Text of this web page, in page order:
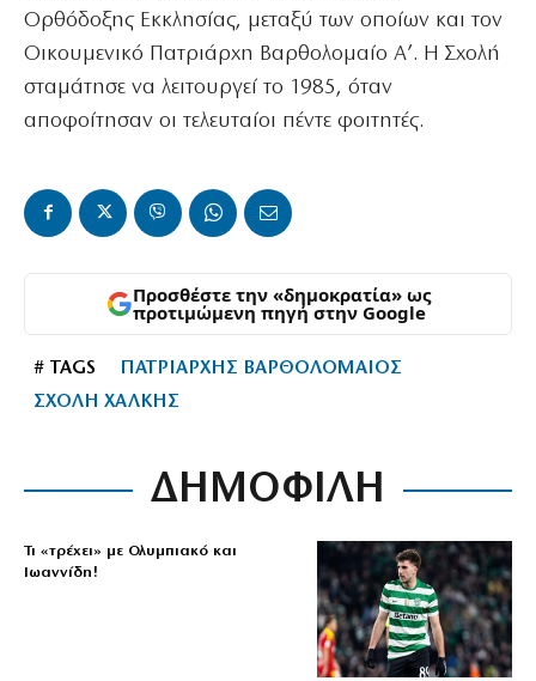
Ορθόδοξης Εκκλησίας, μεταξύ των οποίων και τον
Οικουμενικό Πατριάρχη Βαρθολομαίο Α’. Η Σχολή
σταμάτησε να λειτουργεί το 1985, όταν
αποφοίτησαν οι τελευταίοι πέντε φοιτητές.
Προσθέστε την «δημοκρατία» ως
προτιμώμενη πηγή στην Google
# TAGS
ΠΑΤΡΙΑΡΧΗΣ ΒΑΡΘΟΛΟΜΑΙΟΣ
ΣΧΟΛΗ ΧΑΛΚΗΣ
ΔΗΜΟΦΙΛΗ
Τι «τρέχει» με Ολυμπιακό και
Ιωαννίδη!